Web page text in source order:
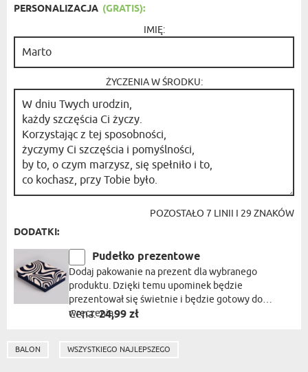
PERSONALIZACJA (GRATIS):
IMIĘ:
ŻYCZENIA W ŚRODKU:
POZOSTAŁO 7 LINII I 29 ZNAKÓW
DODATKI:
Pudełko prezentowe
Dodaj pakowanie na prezent dla wybranego
produktu. Dzięki temu upominek będzie
prezentował się świetnie i będzie gotowy do
wręczenia.
Cena:24,99 zł
BALON WSZYSTKIEGO NAJLEPSZEGO